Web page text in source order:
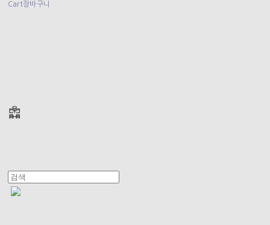
Cart장바구니